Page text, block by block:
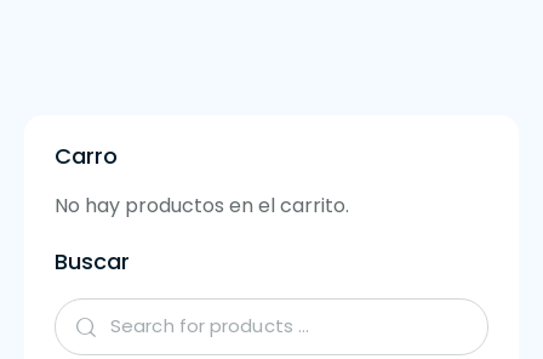
Carro
No hay productos en el carrito.
Buscar